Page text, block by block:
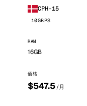
CPH-15
10GBPS
RAM
16GB
価格
$547.5 /月